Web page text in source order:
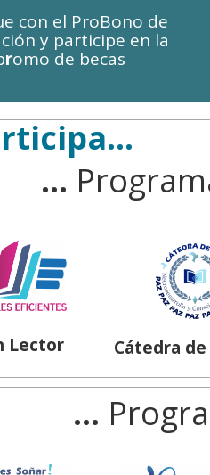
con el ProBono de
y participe en la
romo de becas
...
Cátedra de
Lector
...